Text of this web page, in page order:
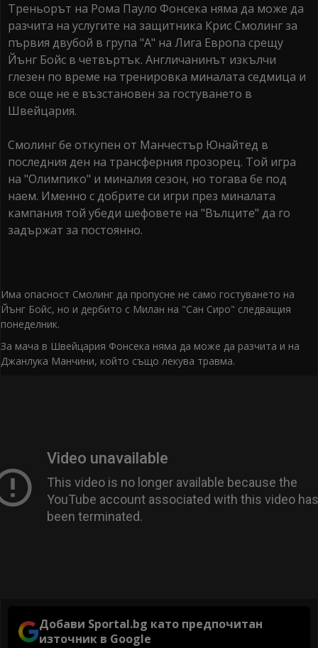
Треньорът на Рома Пауло Фонсека няма да може да
разчита на услугите на защитника Крис Смолинг за
първия двубой в група "А" на Лига Европа срещу
Йънг Бойс в четвъртък. Англичанинът изкълчи
глезен по време на тренировка миналата седмица и
все още не е възстановен за гостуването в
Швейцария.
Смолинг бе откупен от Манчестър Юнайтед в
последния ден на трансферния прозорец. Той игра
на "Олимпико" и миналия сезон, но тогава бе под
наем. Именно с добрите си игри през миналата
кампания той убеди шефовете на "Вълците" да го
задържат за постоянно.
Има опасност Смолинг да пропусне не само гостуването на
Йънг Бойс, но и дербито с Милан на "Сан Сиро" следващия
понеделник.
За мача в Швейцария Фонсека няма да може да разчита и на
Джанлука Манчини, който също лекува травма.
Добави Sportal.bg като предпочитан
източник в Google